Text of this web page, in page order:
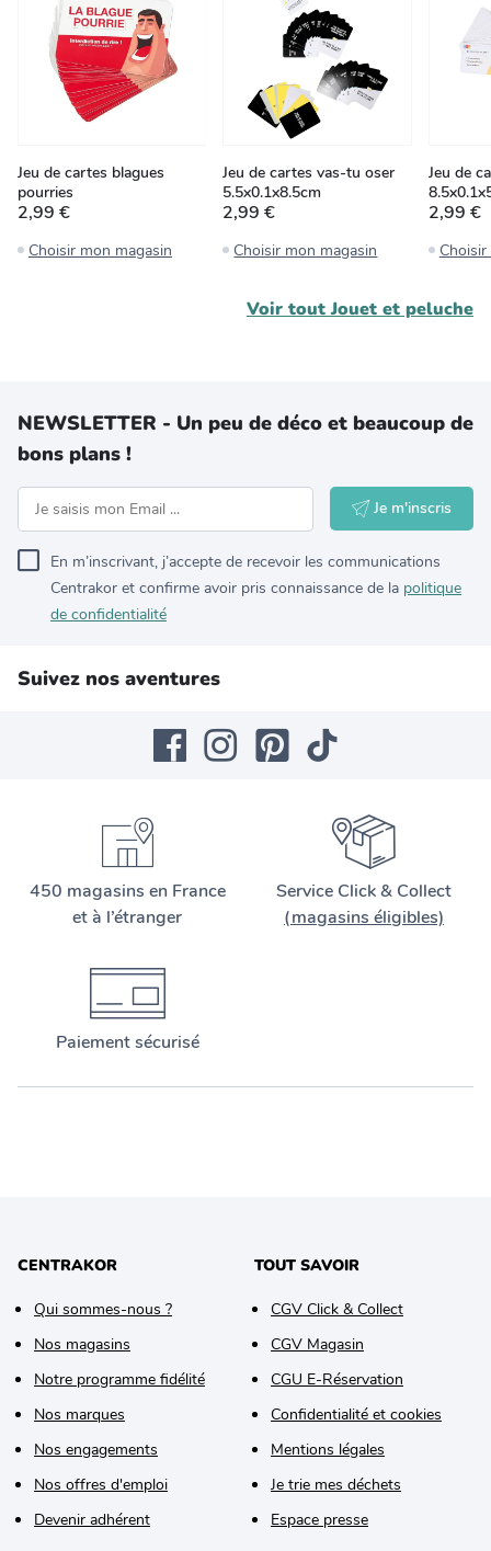
Jeu de cartes blagues
pourries
2,99 €
Choisir mon magasin
Jeu de cartes vas-tu oser
5.5x0.1x8.5cm
2,99 €
Choisir mon magasin
Jeu de
2,99 €
Voir tout Jouet et peluche
NEWSLETTER - Un peu de déco et beaucoup de
bons plans !
Je m'inscris
En m’inscrivant, j’accepte de recevoir les communications
Centrakor et confirme avoir pris connaissance de la politique
de confidentialité
Suivez nos aventures
450 magasins en France
et à l’étranger
Service Click & Collect
(magasins éligibles)
Paiement sécurisé
CENTRAKOR
Qui sommes-nous ?
Nos magasins
Notre programme fidélité
Nos marques
Nos engagements
Nos offres d'emploi
Devenir adhérent
TOUT SAVOIR
CGV Click & Collect
CGV Magasin
CGU E-Réservation
Confidentialité et cookies
Mentions légales
Je trie mes déchets
Espace presse